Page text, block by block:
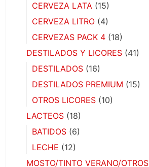
CERVEZA LATA (15)
CERVEZA LITRO (4)
CERVEZAS PACK 4 (18)
DESTILADOS Y LICORES (41)
DESTILADOS (16)
DESTILADOS PREMIUM (15)
OTROS LICORES (10)
LACTEOS (18)
BATIDOS (6)
LECHE (12)
MOSTO/TINTO VERANO/OTROS